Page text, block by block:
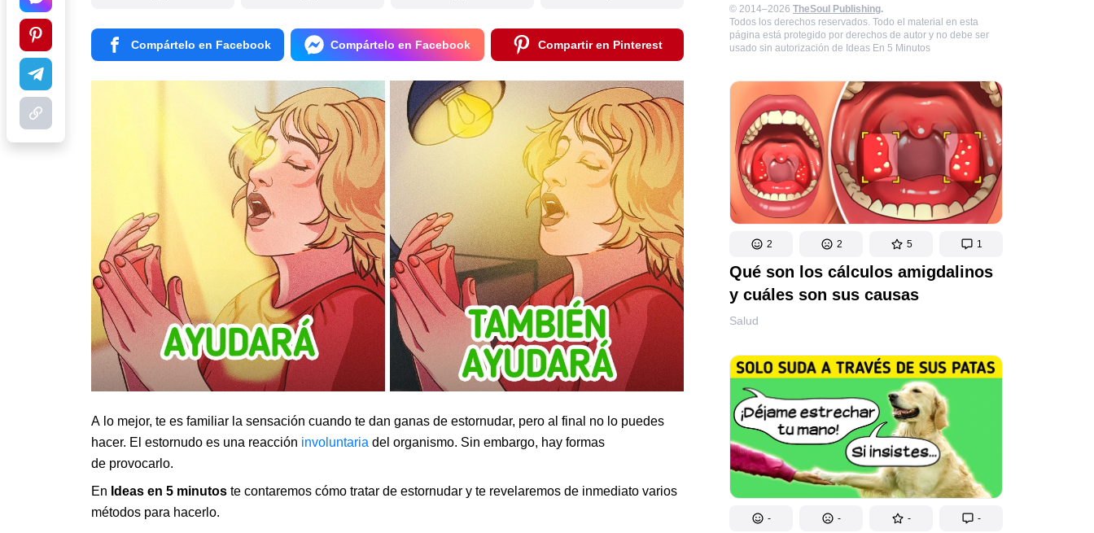
© 2014–2026 TheSoul Publishing.
Todos los derechos reservados. Todo el material en esta
página está protegido por derechos de autor y no debe ser
usado sin autorización de Ideas En 5 Minutos
2 2 5 1
Qué son los cálculos amigdalinos
y cuáles son sus causas
Salud
- - - -
Compártelo en Facebook Compártelo en Facebook Compartir en Pinterest
A lo mejor, te es familiar la sensación cuando te dan ganas de estornudar, pero al final no lo puedes
hacer. El estornudo es una reacción involuntaria del organismo. Sin embargo, hay formas
de provocarlo.
En Ideas en 5 minutos te contaremos cómo tratar de estornudar y te revelaremos de inmediato varios
métodos para hacerlo.